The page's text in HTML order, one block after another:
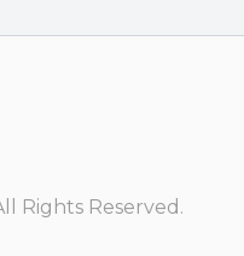
Rights Reserved.